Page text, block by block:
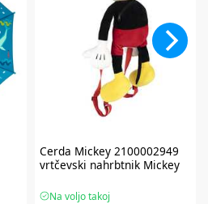
Cerda Mickey 2100002949
vrtčevski nahrbtnik Mickey
Na voljo takoj